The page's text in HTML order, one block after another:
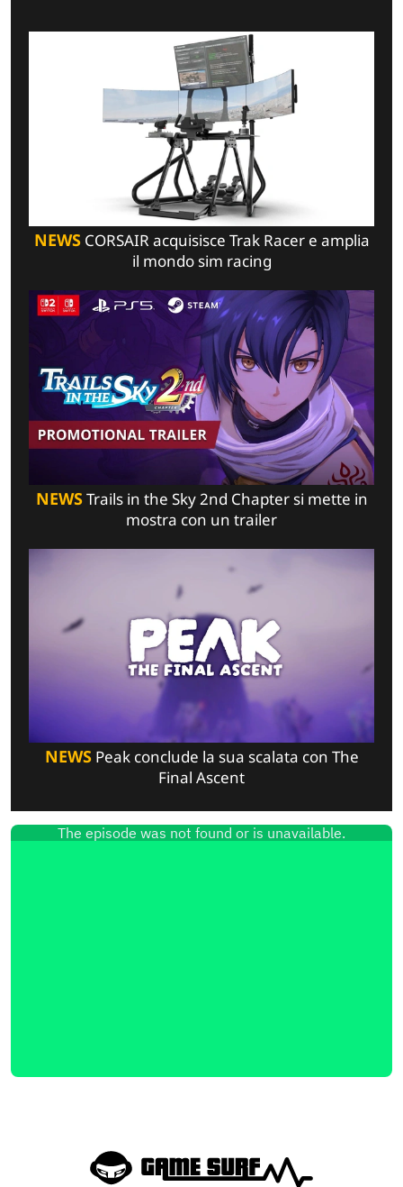
NEWSCORSAIR acquisisce Trak Racer e amplia
il mondo sim racing
NEWSTrails in the Sky 2nd Chapter si mette in
mostra con un trailer
NEWSPeak conclude la sua scalata con The
Final Ascent